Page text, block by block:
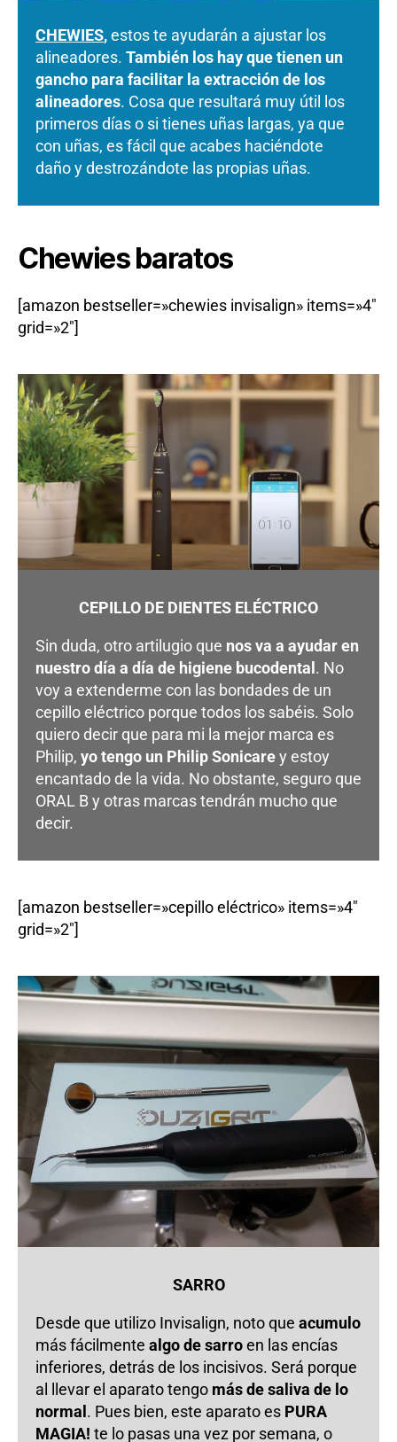
CHEWIES,estos te ayudarán a ajustar los
alineadores. También los hay que tienen un
gancho para facilitar la extracción de los
alineadores. Cosa que resultará muy útil los
primeros días o si tienes uñas largas, ya que
con uñas, es fácil que acabes haciéndote
daño y destrozándote las propias uñas.
Chewies baratos
[amazon bestseller=»chewies invisalign» items=»4″
grid=»2″]
CEPILLO DE DIENTES ELÉCTRICO
Sin duda, otro artilugio que nos va a ayudar en
nuestro día a día de higiene bucodental. No
voy a extenderme con las bondades de un
cepillo eléctrico porque todos los sabéis. Solo
quiero decir que para mi la mejor marca es
Philip, yo tengo un Philip Sonicarey estoy
encantado de la vida. No obstante, seguro que
ORAL B y otras marcas tendrán mucho que
decir.
[amazon bestseller=»cepillo eléctrico» items=»4″
grid=»2″]
SARRO
Desde que utilizo Invisalign, noto que acumulo
más fácilmente algo de sarroen las encías
inferiores, detrás de los incisivos. Será porque
al llevar el aparato tengo más de saliva de lo
normal. Pues bien, este aparato es PURA
MAGIA! te lo pasas una vez por semana, o